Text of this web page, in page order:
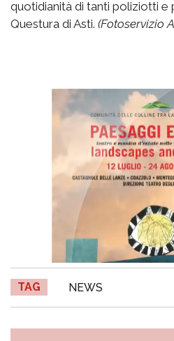
quotidianità di tanti poliziotti e
Questura di Asti. (Fotoservizio
TAG NEWS